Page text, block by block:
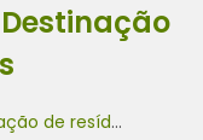
Destinação de resíduos orgânicos